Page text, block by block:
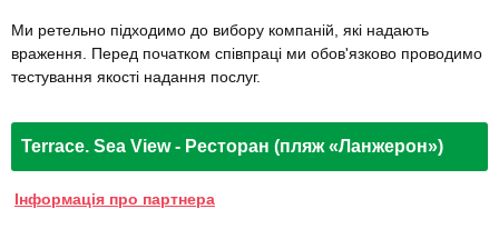
Ми ретельно підходимо до вибору компаній, які надають
враження. Перед початком співпраці ми обов'язково проводимо
тестування якості надання послуг.
Terrace. Sea View - Ресторан (пляж «Ланжерон»)
Інформація про партнера